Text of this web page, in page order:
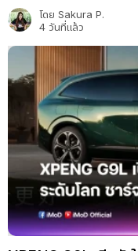
โดย Sakura P.
4 วันที่แล้ว